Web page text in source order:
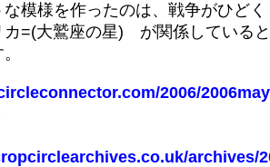
模様を作ったのは、戦争がひどく
カ=(大鷲座の星) が関係していると
2006/
archives/